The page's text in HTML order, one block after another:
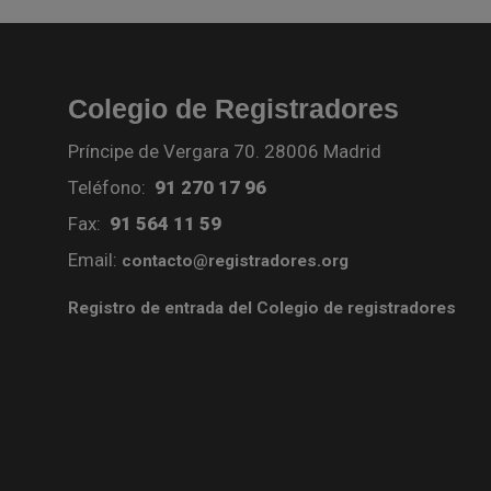
Colegio de Registradores
Príncipe de Vergara 70. 28006 Madrid
Teléfono: 91 270 17 96
Fax: 91 564 11 59
Email: contacto@registradores.org
Registro de entrada del Colegio de registradores